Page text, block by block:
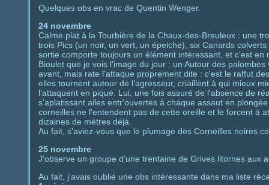
Quelques obs en vrac de Quentin Wenger.
24 novembre
Calme plat à la Tourbière de la Chaux-des-Breuleux : une
trois Pics (un noir, un vert, un épeiche), six Canards
sortie comporte toujours un élément intéressant, et c'est en
Bioulet que je vois l'image du jour : un Autour des
avant, mais rate l'attaque proprement dite : c'est le raffut
elles tournent autour de l'agresseur, criaillent à qui mieux
l'attaquent en piqué. Lui, une fois assuré de l'absence de
s'aplatissant ailes entr'ouvertes à chaque assaut en
corneilles ne l'entendent pas de cette oreille et le forcent à
dizaines de mètres déjà.
Au fait, s'aviez-vous que le plumage des Corneilles noires
25 novembre
J'observe un groupe d'une trentaine de Grives litornes aux
Au fait, j'avais oublié une obs intéressante dans ma liste